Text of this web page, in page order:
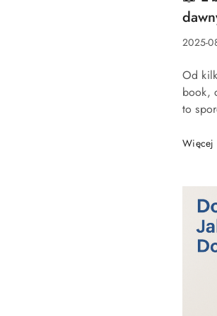
Data
2025-
Treść
Od
book,
to
Więcej